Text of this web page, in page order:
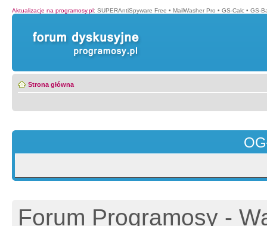
Aktualizacje na programosy.pl: SUPERAntiSpyware Free • MailWasher Pro • GS-Calc • GS-
Strona główna
Forum Programosy -